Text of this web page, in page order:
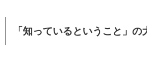
「知っているということ」の